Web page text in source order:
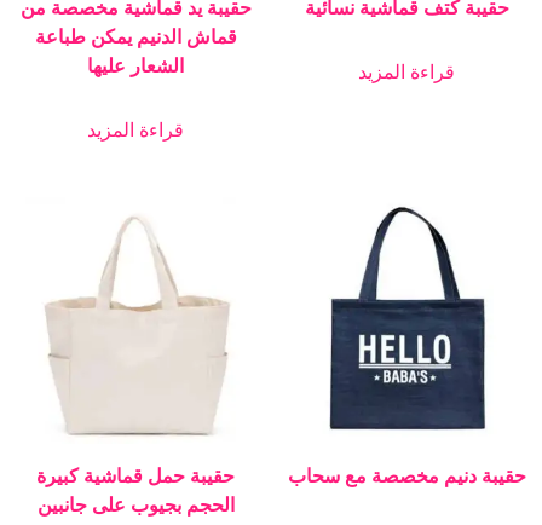
حقيبة كتف قماشية نسائية
قراءة المزيد
حقيبة يد قماشية مخصصة من
قماش الدنيم يمكن طباعة
الشعار عليها
قراءة المزيد
حقيبة دنيم مخصصة مع سحاب
حقيبة حمل قماشية كبيرة
الحجم بجيوب على جانبين